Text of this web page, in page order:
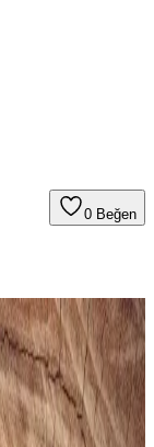
0 Beğen
Sunan
malzemeleriyle
farklı tarzlara